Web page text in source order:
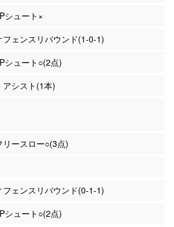
シュート×
フェンスリバウンド(1-0-1)
シュート○(2点)
シスト(1本)
ースロー○(3点)
フェンスリバウンド(0-1-1)
シュート○(2点)